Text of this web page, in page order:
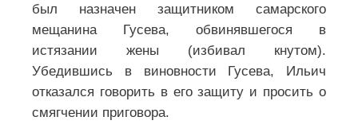
был назначен защитником самарского
мещанина Гусева, обвинявшегося в
истязании жены (избивал кнутом).
Убедившись в виновности Гусева, Ильич
отказался говорить в его защиту и просить о
смягчении приговора.